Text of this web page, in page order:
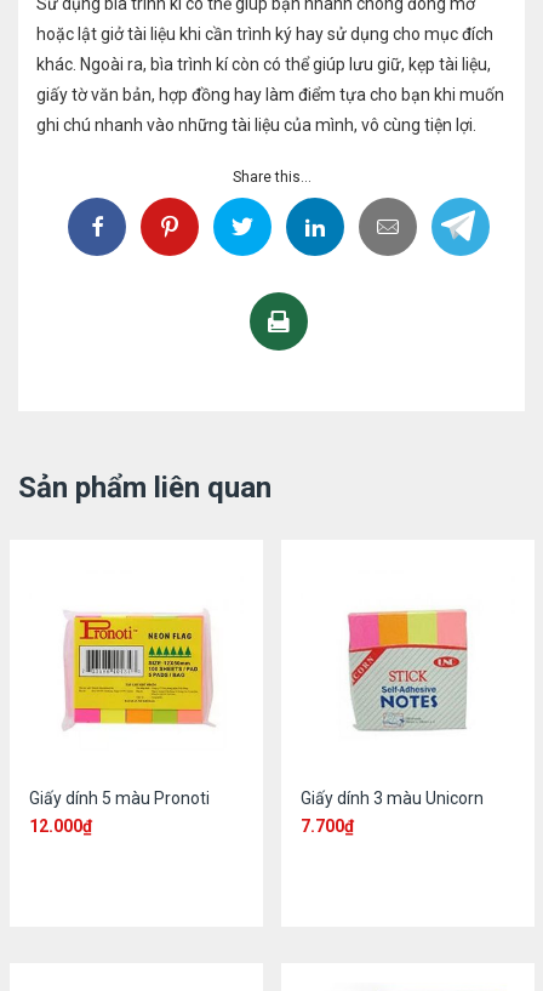
hoặc lật giở tài liệu khi cần trình ký hay sử dụng cho mục đích
khác. Ngoài ra, bìa trình kí còn có thể giúp lưu giữ, kẹp tài liệu,
giấy tờ văn bản, hợp đồng hay làm điểm tựa cho bạn khi muốn
ghi chú nhanh vào những tài liệu của mình, vô cùng tiện lợi.
Share this...
Sản phẩm liên quan
Giấy dính 5 màu Pronoti
12.000₫
Giấy dính 3 màu Unicorn
7.700₫